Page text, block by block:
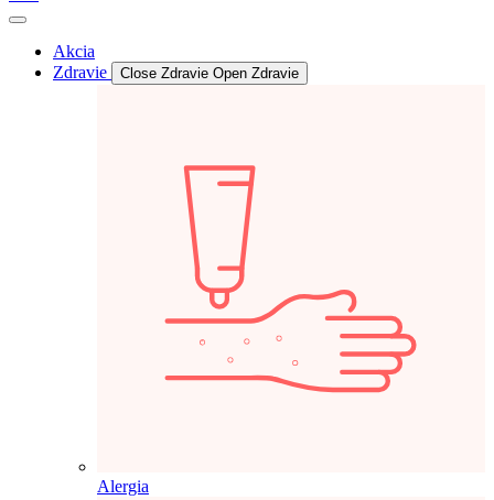
Akcia
Zdravie
Close Zdravie Open Zdravie
Alergia